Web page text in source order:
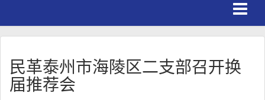
民革泰州市海陵区二支部召开换
届推荐会